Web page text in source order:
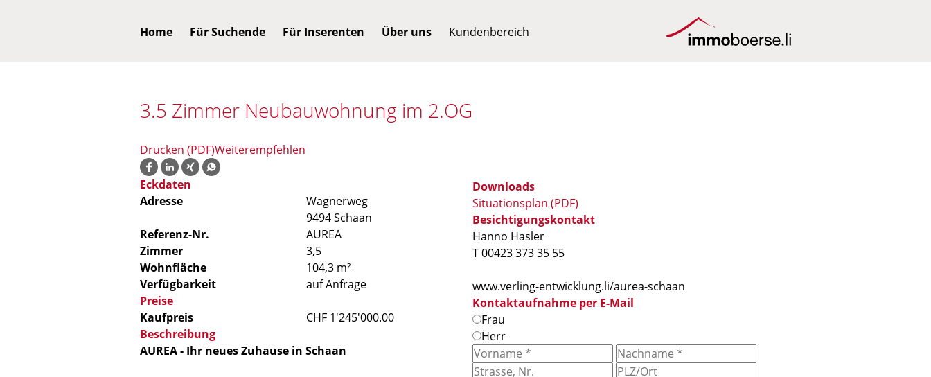
Home Für Suchende Für Inserenten Über uns Kundenbereich
3.5 Zimmer Neubauwohnung im 2.OG
Drucken (PDF)Weiterempfehlen
Eckdaten
Adresse
Wagnerweg
9494 Schaan
Referenz-Nr.
AUREA
Zimmer
3,5
Wohnfläche
104,3 m²
Verfügbarkeit
auf Anfrage
Preise
Kaufpreis
CHF 1'245'000.00
Beschreibung
AUREA - Ihr neues Zuhause in Schaan
Downloads
Situationsplan (PDF)
Besichtigungskontakt
Hanno Hasler
T 00423 373 35 55
​www.verling-entwicklung.li/aurea-schaan
Kontaktaufnahme per E-Mail
Frau
Herr